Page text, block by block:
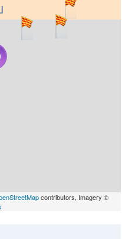
contributors, Imagery ©